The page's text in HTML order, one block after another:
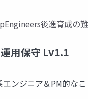
後進育成の
用保守 Lv1.1
ンジニア＆PM的な